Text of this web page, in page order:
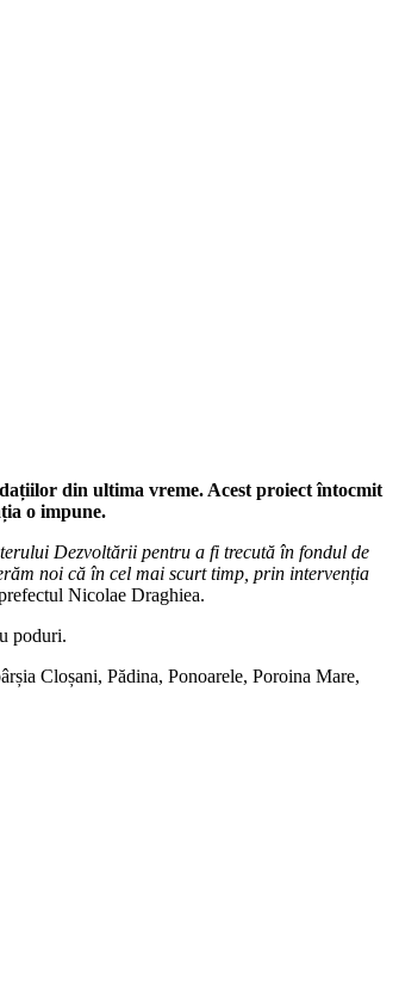
din ultima vreme. Acest proiect întocmit
o impune.
Dezvoltării pentru a fi trecută în fondul de
noi că în cel mai scurt timp, prin intervenția
Nicolae Draghiea.
poduri.
Cloșani, Pădina, Ponoarele, Poroina Mare,